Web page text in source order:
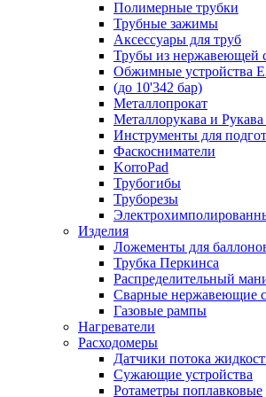
Полимерные трубки
Трубные зажимы
Аксессуары для труб
Трубы из нержавеющей
Обжимные устройства
(до 10'342 бар)
Металлопрокат
Металлорукава и
Инструменты для
Фаскосниматели
KorroPad
Трубогибы
Труборезы
Изделия
Ложементы для
Трубка Перкинса
Распределительный
Сварные нержавеющие
Газовые рампы
Нагреватели
Расходомеры
Датчики потока
Сужающие устройства
Ротаметры поплавковые